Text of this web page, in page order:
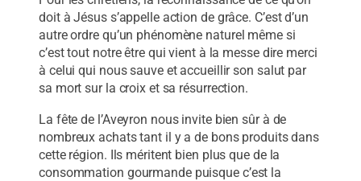
doit à Jésus s’appelle action de grâce. C’est d’un
autre ordre qu’un phénomène naturel même si
c’est tout notre être qui vient à la messe dire merci
à celui qui nous sauve et accueillir son salut par
sa mort sur la croix et sa résurrection.
La fête de l’Aveyron nous invite bien sûr à de
nombreux achats tant il y a de bons produits dans
cette région. Ils méritent bien plus que de la
consommation gourmande puisque c’est la